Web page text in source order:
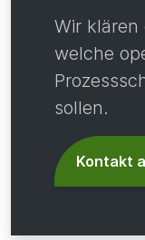
Wir klären
welche
sollen.
Kontakt